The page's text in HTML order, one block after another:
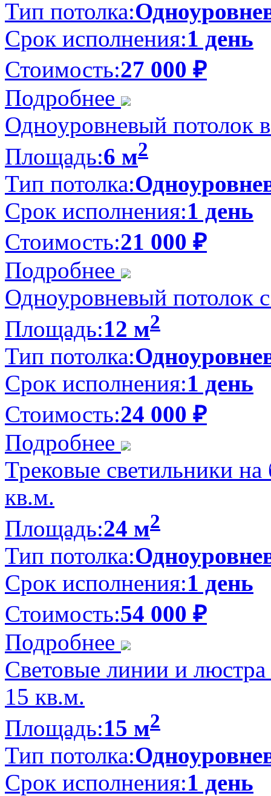
Тип потолка:
Срок исполнения:1 день
Стоимость:27 000 ₽
Подробнее
Одноуровневый потолок
Площадь:6 м2
Тип потолка:
Срок исполнения:1 день
Стоимость:21 000 ₽
Подробнее
Одноуровневый потолок
Площадь:12 м2
Тип потолка:
Срок исполнения:1 день
Стоимость:24 000 ₽
Подробнее
Трековые светильники
кв.м.
Площадь:24 м2
Тип потолка:
Срок исполнения:1 день
Стоимость:54 000 ₽
Подробнее
Световые линии и люстра
15 кв.м.
Площадь:15 м2
Тип потолка:
Срок исполнения:1 день